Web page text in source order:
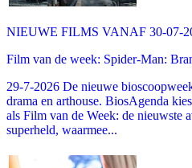
NIEUWE FILMS VANAF 30-07-
Film van de week: Spider-Man:
29-7-2026 De nieuwe
drama en arthouse. BiosAgenda
als Film van de Week: de nieuwste
superheld, waarmee...